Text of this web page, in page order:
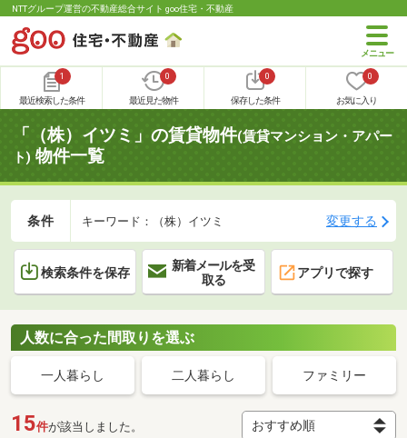
NTTグループ運営の不動産総合サイト goo住宅・不動産
1
最近検索した条件
0
最近見た物件
0
保存した条件
0
お気に入り
「（株）イツミ」の賃貸物件(賃貸マンション・アパー
ト) 物件一覧
条件 キーワード：（株）イツミ 変更する
検索条件を保存
新着メールを受
取る
アプリで探す
人数に合った間取りを選ぶ
一人暮らし 二人暮らし ファミリー
15件が該当しました。